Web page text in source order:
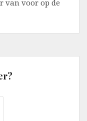
van voor op de